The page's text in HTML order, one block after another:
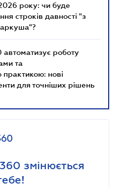
року: чи буде
строків давності "з
аркуша"?
автоматизує роботу
та
нові
для точніших рішень
змінюється